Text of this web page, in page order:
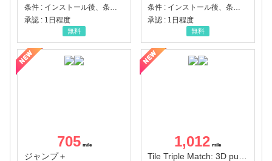
条件 : インストール後、条件達成
承認 : 1日程度
無料
条件 : インストール後、条件達成
承認 : 1日程度
無料
705
ジャンプ＋
1,012